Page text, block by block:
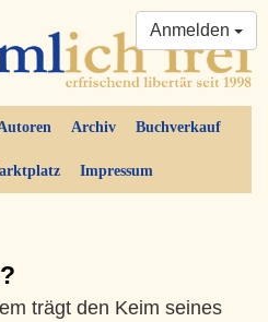
Archiv Buchverkauf
Impressum
Anmelden
trägt den Keim seines